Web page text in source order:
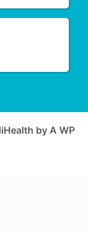
by A WP